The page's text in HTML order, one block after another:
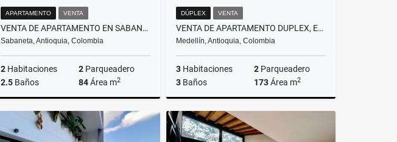
APARTAMENTO VENTA
VENTA DE APARTAMENTO EN SABANETA, SECTOR TRES ESQUINAS
Sabaneta, Antioquia, Colombia
2 Habitaciones 2 Parqueadero
2.5 Baños 84Área m2
Venta
$690.000.000
DÚPLEX VENTA
VENTA DE APARTAMENTO DUPLEX, EN EL POBLADO, PARTE PLANA
Medellín, Antioquia, Colombia
3 Habitaciones 2 Parqueadero
3 Baños 173Área m2
$1.100.000.000